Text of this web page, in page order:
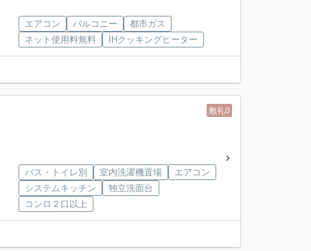
エアコン バルコニー
都市ガス
ネット使用料無料
IHクッキングヒーター
敷礼0
バス・トイレ別 室内洗濯機置場
エアコン
システムキッチン
独立洗面台
コンロ２口以上